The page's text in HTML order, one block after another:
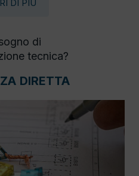
DI PIÙ
di
tecnica?
DIRETTA